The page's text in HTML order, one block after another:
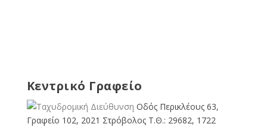
Κεντρικό Γραφείο
Οδός Περικλέους 63,
Γραφείο 102, 2021 Στρόβολος Τ.Θ.: 29682, 1722